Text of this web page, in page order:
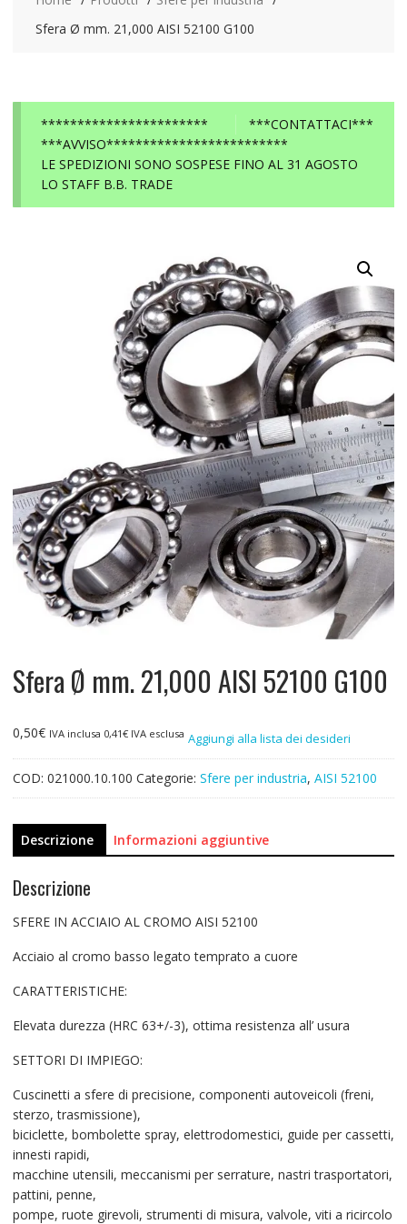
Sfera Ø mm. 21,000 AISI 52100 G100
***CONTATTACI***
***********************
***AVVISO*************************
LE SPEDIZIONI SONO SOSPESE FINO AL 31 AGOSTO
LO STAFF B.B. TRADE
Sfera Ø mm. 21,000 AISI 52100 G100
0,50€ IVA inclusa 0,41€IVA esclusa Aggiungi alla lista dei desideri
COD: 021000.10.100 Categorie: Sfere per industria, AISI 52100
Descrizione Informazioni aggiuntive
Descrizione
SFERE IN ACCIAIO AL CROMO AISI 52100
Acciaio al cromo basso legato temprato a cuore
CARATTERISTICHE:
Elevata durezza (HRC 63+/-3), ottima resistenza all’ usura
SETTORI DI IMPIEGO:
Cuscinetti a sfere di precisione, componenti autoveicoli (freni,
sterzo, trasmissione),
biciclette, bombolette spray, elettrodomestici, guide per cassetti,
innesti rapidi,
macchine utensili, meccanismi per serrature, nastri trasportatori,
pattini, penne,
pompe, ruote girevoli, strumenti di misura, valvole, viti a ricircolo